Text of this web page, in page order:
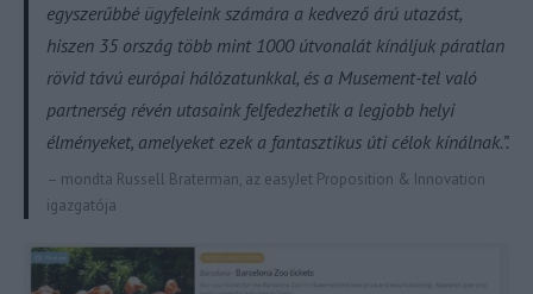
egyszerűbbé ügyfeleink számára a kedvező árú utazást,
hiszen 35 ország több mint 1000 útvonalát kínáljuk páratlan
rövid távú európai hálózatunkkal, és a Musement-tel való
partnerség révén utasaink felfedezhetik a legjobb helyi
élményeket, amelyeket ezek a fantasztikus úti célok kínálnak.”.
– mondta Russell Braterman, az easyJet Proposition & Innovation
igazgatója